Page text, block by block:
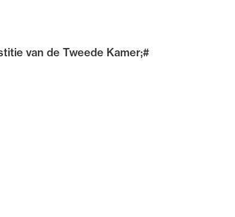
van de Tweede Kamer;#
Ondersteuning voor advocaten bij hun